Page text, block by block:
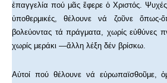
ἐπαγγελία πού μᾶς ἔφερε ὁ Χριστός. Ψυχές
ὑποθερμικές, θέλουνε νά ζοῦνε ὅπως-
βολεύοντας τά πράγματα, χωρίς εὐθύνες
χωρίς μεράκι —ἄλλη λέξη δέν βρίσκω.
Αὐτοί πού θέλουνε νά εὐρωπαϊσθοῦμε,